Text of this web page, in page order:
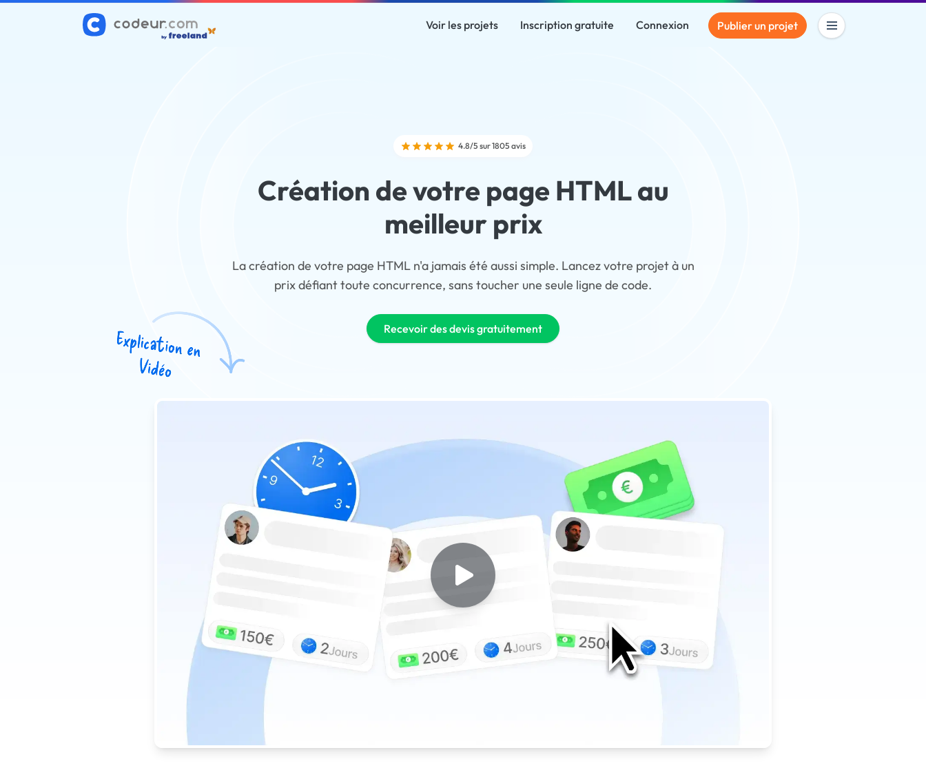
Voir les projets Inscription gratuite Connexion Publier un projet
4.8/5 sur 1805 avis
Création de votre page HTML au
meilleur prix
La création de votre page HTML n'a jamais été aussi simple. Lancez votre projet à un
prix défiant toute concurrence, sans toucher une seule ligne de code.
Recevoir des devis gratuitement